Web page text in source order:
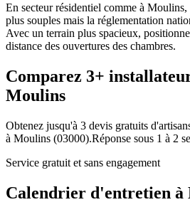
En secteur résidentiel comme à Moulins,
plus souples mais la réglementation
Avec un terrain plus spacieux,
distance des ouvertures des chambres.
Comparez 3+
Moulins
Obtenez jusqu'à 3 devis gratuits
à Moulins (03000).Réponse sous 1 à 2
Service gratuit et sans engagement
Calendrier d'entretien à